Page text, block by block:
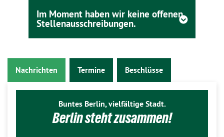
Im Moment haben wir keine offenen
Stellenausschreibungen.
Nachrichten Termine Beschlüsse
Buntes Berlin, vielfältige Stadt.
Berlin steht zusammen!